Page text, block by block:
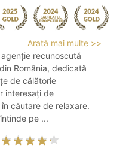
Arată mai multe >>
recunoscută
România, dedicată
de călătorie
interesați de
căutare de relaxare.
pe ...